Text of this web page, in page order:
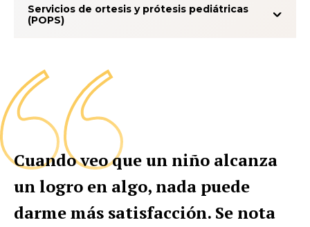
Servicios de ortesis y prótesis pediátricas
(POPS)
Cuando veo que un niño alcanza
un logro en algo, nada puede
darme más satisfacción. Se nota